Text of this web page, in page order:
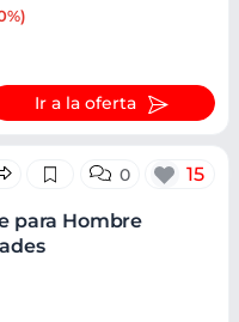
Ir a la oferta
0 15
para Hombre